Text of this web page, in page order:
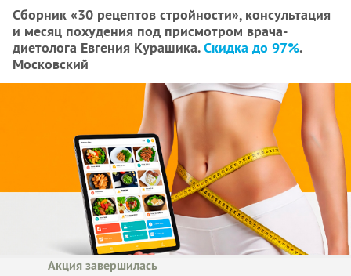
Сборник «30 рецептов стройности», консультация
и месяц похудения под присмотром врача-
диетолога Евгения Курашика.Скидка до 97%.
Московский
Акция завершилась